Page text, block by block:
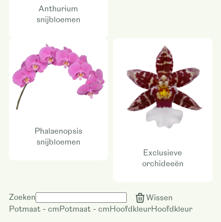
Anthurium
snijbloemen
Phalaenopsis
snijbloemen
Exclusieve
orchideeën
Zoeken
Wissen
Potmaat - cmPotmaat - cmHoofdkleurHoofdkleur